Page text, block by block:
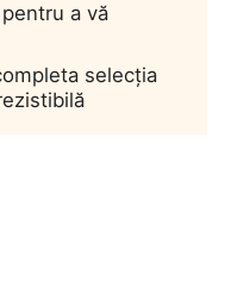
a vă
selecția